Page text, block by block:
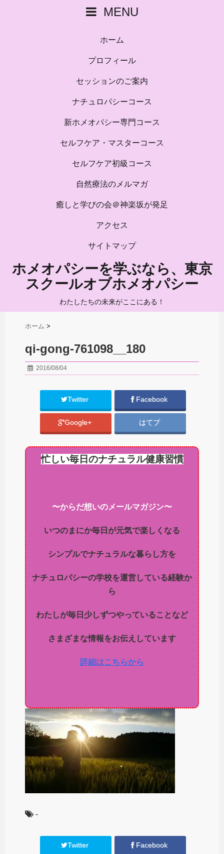
MENU
ホーム
プロフィール
セッションのご案内
ナチュロパシーコース
新ホメオパシー専門コース
セルフケア・マスターコース
セルフケア初級コース
自然療法のメルマガ
癒しと学びの会＠神楽坂が発足
アクセス
サイトマップ
ホメオパシーを学ぶなら、東京
スクールオブホメオパシー
わたしたちの未来がここにある！
ホーム >
qi-gong-761098__180
2016/08/04
Twitter Facebook
Google+ はてブ
忙しい毎日のナチュラル健康習慣
〜からだ想いのメールマガジン〜
いつのまにか毎日が元気で楽しくなる
シンプルでナチュラルな暮らし方を
ナチュロパシーの学校を運営している経験か
ら
わたしが毎日少しずつやっていることなど
さまざまな情報をお伝えしています
詳細はこちらから
-
Twitter Facebook